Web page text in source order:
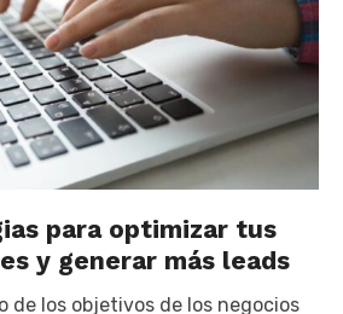
para optimizar tus
y generar más leads
de los objetivos de los negocios